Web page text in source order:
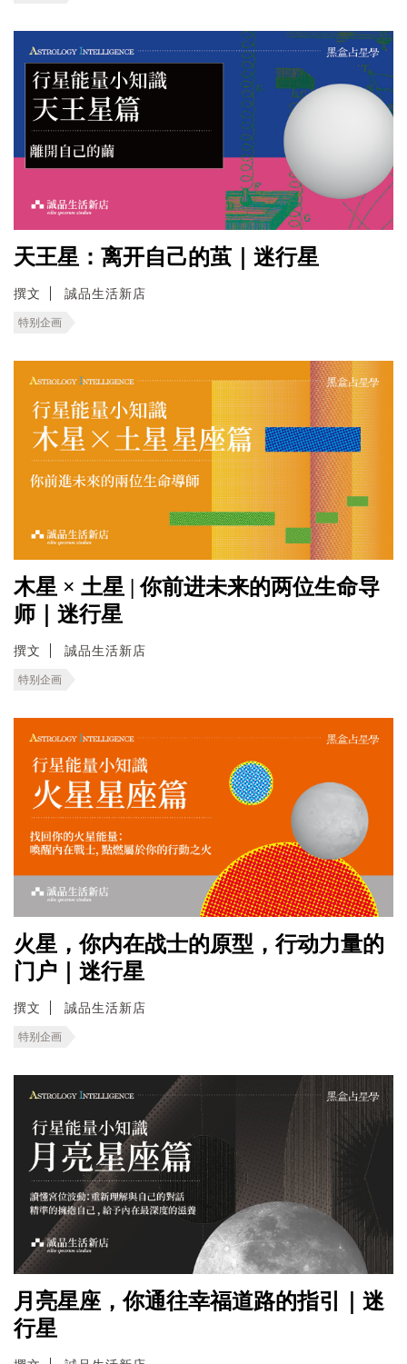
天王星：离开自己的茧｜迷行星
撰文 誠品生活新店
特别企画
木星 × 土星 | 你前进未来的两位生命导
师｜迷行星
撰文 誠品生活新店
特别企画
火星，你内在战士的原型，行动力量的
门户｜迷行星
撰文 誠品生活新店
特别企画
月亮星座，你通往幸福道路的指引｜迷
行星